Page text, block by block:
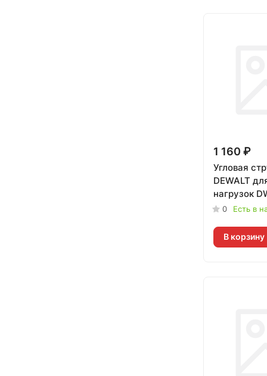
1 160 ₽
Угловая
DEWALT
нагрузок
0 Есть в
В корзину